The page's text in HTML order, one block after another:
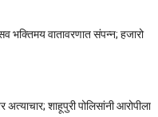
भक्तिमय वातावरणात संपन्न; हजारो
अत्याचार; शाहूपुरी पोलिसांनी आरोपीला